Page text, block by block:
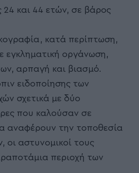
24 και 44 ετών, σε βάρος
κατά περίπτωση,
εγκληματική οργάνωση,
αρπαγή και βιασμό.
ειδοποίησης των
σχετικά με δύο
που καλούσαν σε
αναφέρουν την τοποθεσία
οι αστυνομικοί τους
περιοχή των